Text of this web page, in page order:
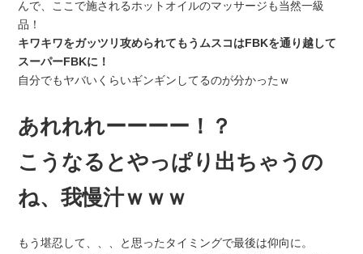
んで、ここで施されるホットオイルのマッサージも当然一級
品！
キワキワをガッツリ攻められてもうムスコはFBKを通り越して
スーパーFBKに！
自分でもヤバいくらいギンギンしてるのが分かったｗ
あれれれーーーー！？
こうなるとやっぱり出ちゃうの
ね、我慢汁ｗｗｗ
もう堪忍して、、、と思ったタイミングで最後は仰向に。